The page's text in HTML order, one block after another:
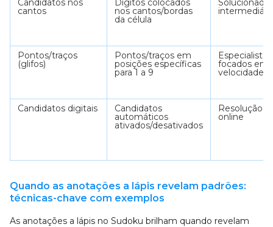
Candidatos nos
cantos
Dígitos colocados
nos cantos/bordas
da célula
Pontos/traços
(glifos)
Pontos/traços em
posições específicas
para 1 a 9
Especialistas
focados em
velocidade
Candidatos digitais Candidatos
automáticos
ativados/desativados
Resolução
online
Quando as anotações a lápis revelam padrões:
técnicas-chave com exemplos
As anotações a lápis no Sudoku brilham quando revelam